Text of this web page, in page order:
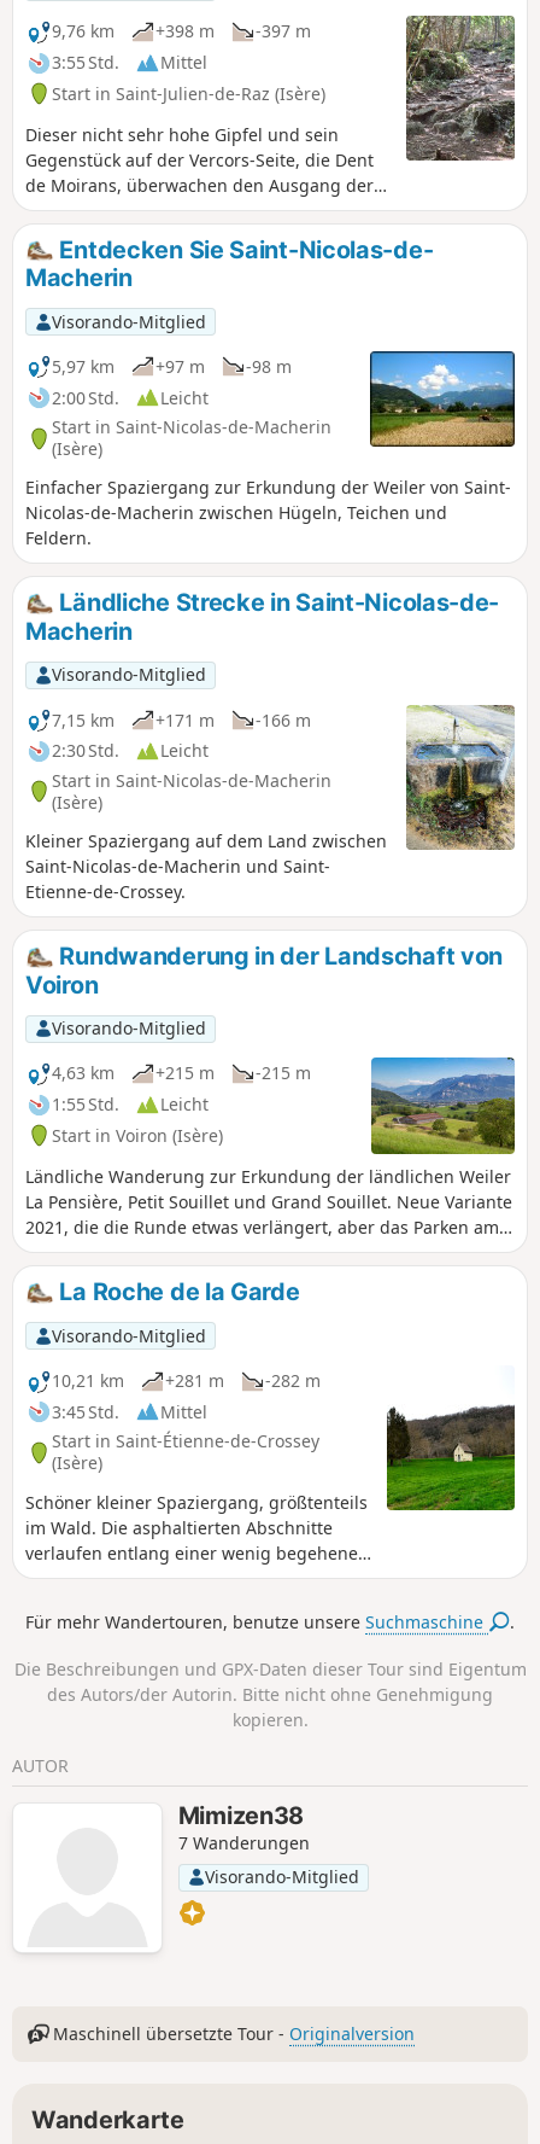
9,76 km
+398 m
-397 m
3:55 Std.
Mittel
Start in Saint-Julien-de-Raz (Isère)
Dieser nicht sehr hohe Gipfel und sein
Gegenstück auf der Vercors-Seite, die Dent
de Moirans, überwachen den Ausgang der
Isère, die gemächlich in Richtung Rhône
fließt, und den Einzug der Wolken, die von
den Nordwinden Regen und Schnee
bringen. Mit seinem herrlichen Blick über
die Täler ist dies ein idealer
Halbtagesausflug.
Entdecken Sie Saint-Nicolas-de-
Macherin
Visorando-Mitglied
5,97 km
+97 m
-98 m
2:00 Std.
Leicht
Start in Saint-Nicolas-de-Macherin
(Isère)
Einfacher Spaziergang zur Erkundung der Weiler von Saint-
Nicolas-de-Macherin zwischen Hügeln, Teichen und
Feldern.
Ländliche Strecke in Saint-Nicolas-de-
Macherin
Visorando-Mitglied
7,15 km
+171 m
-166 m
2:30 Std.
Leicht
Start in Saint-Nicolas-de-Macherin
(Isère)
Kleiner Spaziergang auf dem Land zwischen
Saint-Nicolas-de-Macherin und Saint-
Etienne-de-Crossey.
Rundwanderung in der Landschaft von
Voiron
Visorando-Mitglied
4,63 km
+215 m
-215 m
1:55 Std.
Leicht
Start in Voiron (Isère)
Ländliche Wanderung zur Erkundung der ländlichen Weiler
La Pensière, Petit Souillet und Grand Souillet. Neue Variante
2021, die die Runde etwas verlängert, aber das Parken am
Startpunkt erleichtert.
La Roche de la Garde
Visorando-Mitglied
10,21 km
+281 m
-282 m
3:45 Std.
Mittel
Start in Saint-Étienne-de-Crossey
(Isère)
Schöner kleiner Spaziergang, größtenteils
im Wald. Die asphaltierten Abschnitte
verlaufen entlang einer wenig begehenen
Straße. Die Aussicht vom Rocher de la
Für mehr Wandertouren, benutze unsereSuchmaschine .
Die Beschreibungen und GPX-Daten dieser Tour sind Eigentum
des Autors/der Autorin. Bitte nicht ohne Genehmigung
kopieren.
AUTOR
Mimizen38
7 Wanderungen
Visorando-Mitglied
Maschinell übersetzte Tour - Originalversion
Wanderkarte